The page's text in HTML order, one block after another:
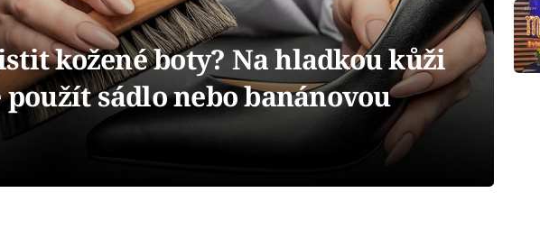
kožené boty? Na hladkou kůži
sádlo nebo banánovou